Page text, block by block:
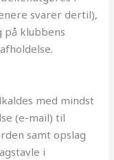
svarer dertil),
på klubbens
med mindst
(e-mail) til
samt opslag
i